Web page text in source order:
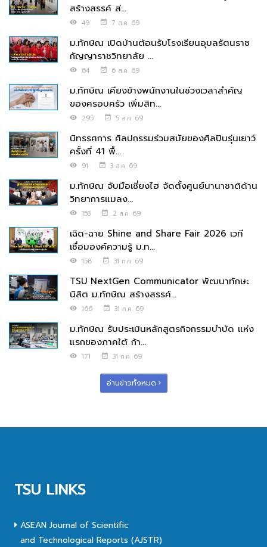
สร้างสรรค์ ส่...
49 7 ส.ค. 69
ม.ทักษิณ เปิดบ้านต้อนรับโรงเรียนอุบลรัตนราช
กัญญาราชวิทยาลัย ...
64 6 ส.ค. 69
ม.ทักษิณ เคียงข้างพนักงานในช่วงเวลาสำคัญ
ของครอบครัว เพิ่มสิท...
295 5 ส.ค. 69
นิทรรศการ ศิลปกรรมร่วมสมัยของศิลปินรุ่นเยาว์
ครั้งที่ 41 พื้...
91 3 ส.ค. 69
ม.ทักษิณ จับมือเซี่ยงไฮ จัดตั้งศูนย์นานาชาติด้าน
วิทยาการแมลง...
153 2 ส.ค. 69
เฉิด-ฉาย Shine and Share Fair 2026 เวที
เชื่อมองค์ความรู้ ม.ท...
158 31 ก.ค. 69
TSU NextGen Communicator พัฒนาทักษะ
นิสิต ม.ทักษิณ สร้างสรรค์...
166 31 ก.ค. 69
ม.ทักษิณ รับประเมินหลักสูตรกิจกรรมบำบัด แห่ง
แรกของภาคใต้ ก้า...
171 31 ก.ค. 69
อ่านข่าวทั้งหมด
TSU LINKS
ASEAN Journal of Scientific
and Technological Reports (AJSTR)